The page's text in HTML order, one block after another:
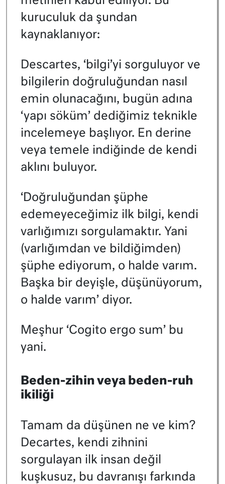
kuruculuk da şundan
kaynaklanıyor:
Descartes, ‘bilgi’yi sorguluyor ve
bilgilerin doğruluğundan nasıl
emin olunacağını, bugün adına
‘yapı söküm’ dediğimiz teknikle
incelemeye başlıyor. En derine
veya temele indiğinde de kendi
aklını buluyor.
‘Doğruluğundan şüphe
edemeyeceğimiz ilk bilgi, kendi
varlığımızı sorgulamaktır. Yani
(varlığımdan ve bildiğimden)
şüphe ediyorum, o halde varım.
Başka bir deyişle, düşünüyorum,
o halde varım’ diyor.
Meşhur ‘Cogito ergo sum’ bu
yani.
Beden-zihin veya beden-ruh
ikiliği
Tamam da düşünen ne ve kim?
Decartes, kendi zihnini
sorgulayan ilk insan değil
kuşkusuz, bu davranışı farkında